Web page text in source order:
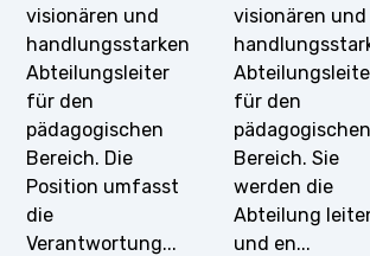
visionären und
handlungsstarken
Abteilungsleiter
für den
pädagogischen
Bereich. Die
Position umfasst
die
Verantwortung...
visionären und
für den
pädagogischen
Bereich. Sie
werden die
Abteilung
und en...